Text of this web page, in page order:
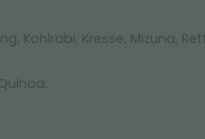
Kohlrabi, Kresse, Mizuna,